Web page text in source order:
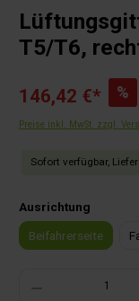
T5/T6,
146,42 €* %
Preise inkl. MwSt. zzgl.
Sofort verfügbar,
Ausrichtung
Beifahrerseite
Produkt Anzahl: Gib den